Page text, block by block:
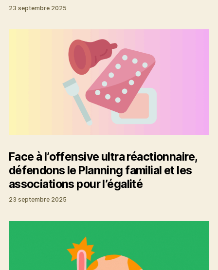
23 septembre 2025
Face à l’offensive ultra réactionnaire,
défendons le Planning familial et les
associations pour l’égalité
23 septembre 2025